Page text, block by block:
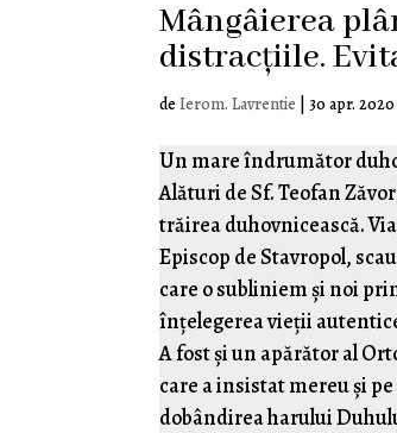
Mângâierea
distracțiile.
deIerom. Lavrentie |30 apr. 2020
Un mare îndrumător
Alături de Sf. Teofan
trăirea duhovnicească.
Episcop de Stavropol,
care o subliniem și noi
înțelegerea vieții
A fost și un apărător al
care a insistat mereu și
dobândirea harului